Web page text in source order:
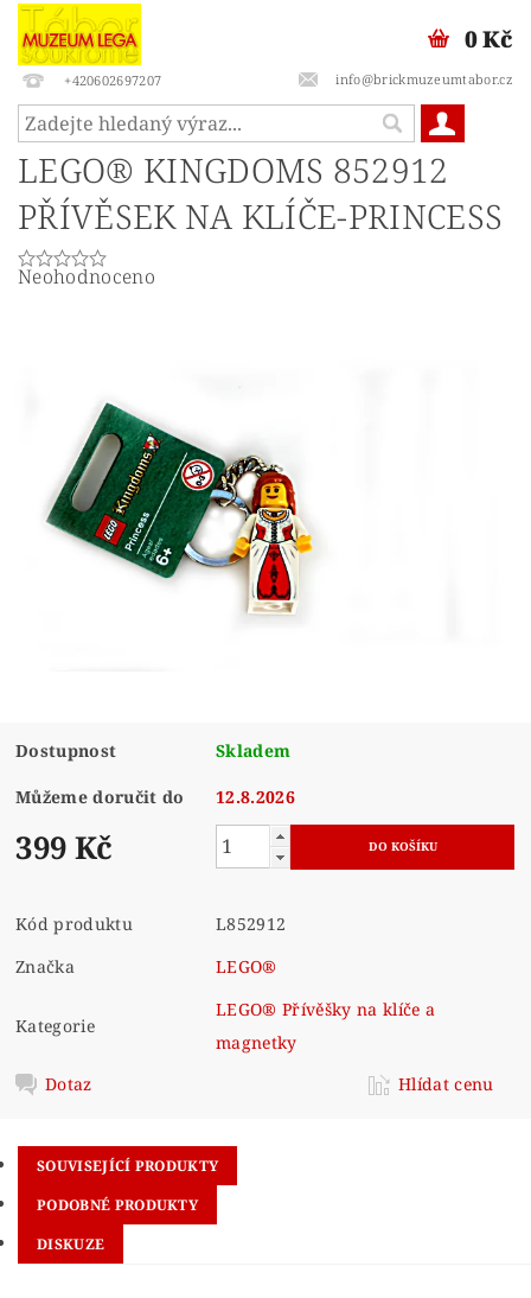
+420602697207 info@brickmuzeumtabor.cz
0 Kč
LEGO® KINGDOMS 852912
PŘÍVĚSEK NA KLÍČE-PRINCESS
Neohodnoceno
Dostupnost Skladem
Můžeme doručit do 12.8.2026
399 Kč
Kód produktu
L852912
Značka
LEGO®
Kategorie
LEGO® Přívěšky na klíče a
magnetky
Dotaz
Hlídat cenu
SOUVISEJÍCÍ PRODUKTY
PODOBNÉ PRODUKTY
DISKUZE